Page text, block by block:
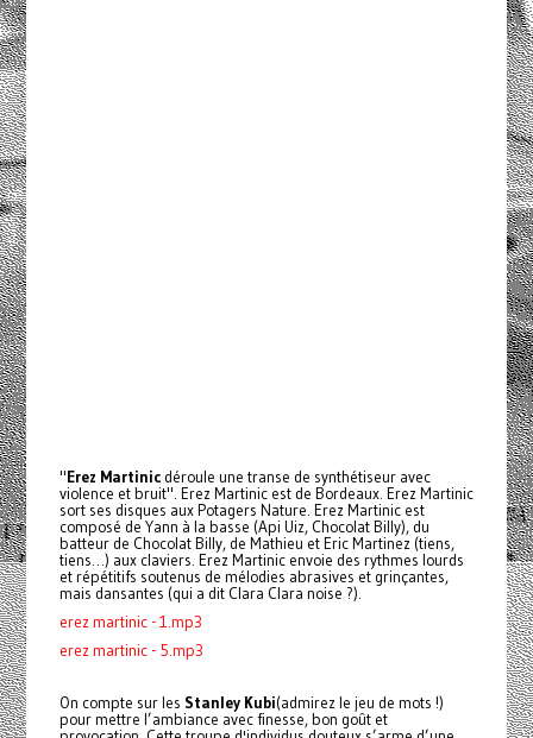
"Erez Martinicdéroule une transe de synthétiseur avec
violence et bruit". Erez Martinic est de Bordeaux. Erez Martinic
sort ses disques aux Potagers Nature. Erez Martinic est
composé de Yann à la basse (Api Uiz, Chocolat Billy), du
batteur de Chocolat Billy, de Mathieu et Eric Martinez (tiens,
tiens…) aux claviers. Erez Martinic envoie des rythmes lourds
et répétitifs soutenus de mélodies abrasives et grinçantes,
mais dansantes (qui a dit Clara Clara noise ?).
erez martinic - 1.mp3
erez martinic - 5.mp3
On compte sur les Stanley Kubi(admirez le jeu de mots !)
pour mettre l’ambiance avec finesse, bon goût et